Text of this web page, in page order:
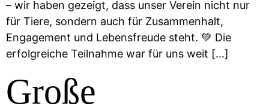
– wir haben gezeigt, dass unser Verein nicht nur
für Tiere, sondern auch für Zusammenhalt,
Engagement und Lebensfreude steht. 💚 Die
erfolgreiche Teilnahme war für uns weit […]
Große